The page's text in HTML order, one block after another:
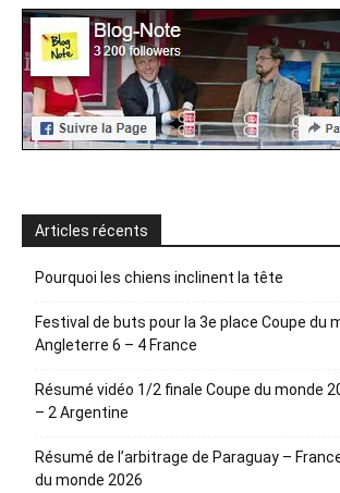
Articles récents
Pourquoi les chiens inclinent la tête
Festival de buts pour la 3e place Coupe du
Angleterre 6 – 4 France
Résumé vidéo 1/2 finale Coupe du monde
– 2 Argentine
Résumé de l’arbitrage de Paraguay –
du monde 2026